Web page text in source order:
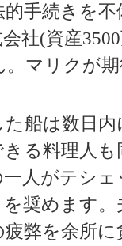
手続きを
社(資産
マリクが
船は数日
る料理人
人がテシ
奨めます
弊を余所